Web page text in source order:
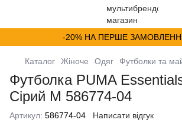
-20% НА ПЕРШЕ
Каталог Жіноче Одяг Футболки та
Футболка PUMA
Сірий М 586774-04
Артикул: 586774-04 Написати відгук